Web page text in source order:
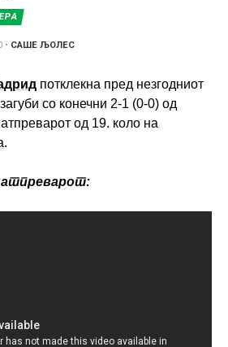
• САШЕ ЉОЛЕС
потклекна пред незгодниот
со конечни 2-1 (0-0) од
од 19. коло на
.